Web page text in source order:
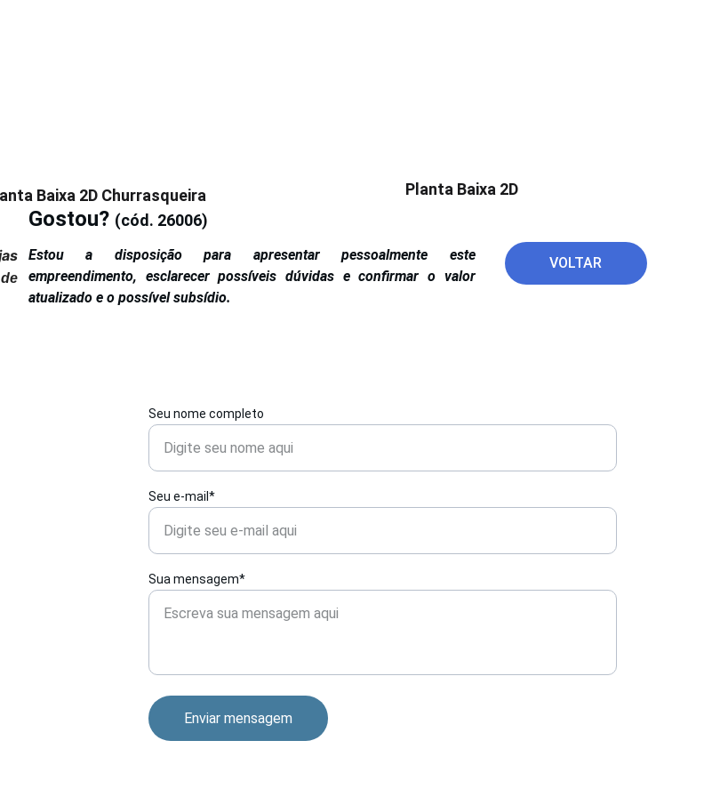
Baixa 2D Churrasqueira Planta Baixa 2D
Gostou? (cód. 26006)
Estou a disposição para apresentar pessoalmente este
empreendimento, esclarecer possíveis dúvidas e confirmar o valor
atualizado e o possível subsídio.
VOLTAR
Seu nome completo
Seu e-mail*
Sua mensagem*
Enviar mensagem